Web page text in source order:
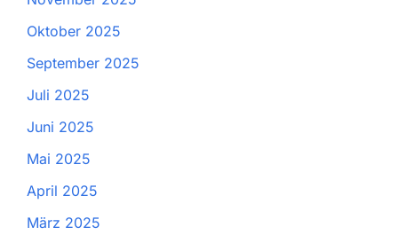
Oktober 2025
September 2025
Juli 2025
Juni 2025
Mai 2025
April 2025
März 2025